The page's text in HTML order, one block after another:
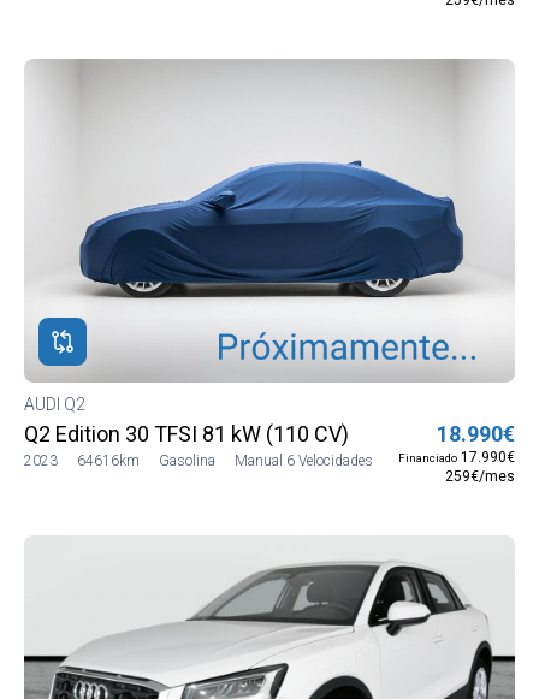
AUDI Q2
Q2 Edition 30 TFSI 81 kW (110 CV)
2023 64616km Gasolina Manual 6 Velocidades
18.990€
Financiado 17.990€
259€/mes